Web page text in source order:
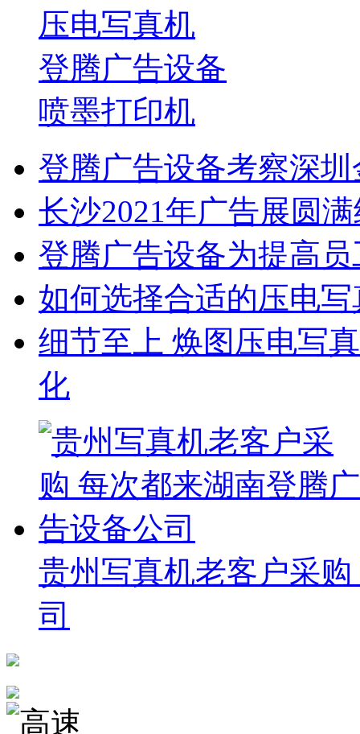
压电写真机
登腾广告设备
喷墨打印机
登腾广告设备考察深
长沙2021年广告展圆
登腾广告设备为提高
如何选择合适的压电
细节至上 焕图压电写
化
贵州写真机老客户采
司